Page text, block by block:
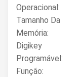
Operacional:
Tamanho Da
Memória:
Digikey
Programável:
Função: